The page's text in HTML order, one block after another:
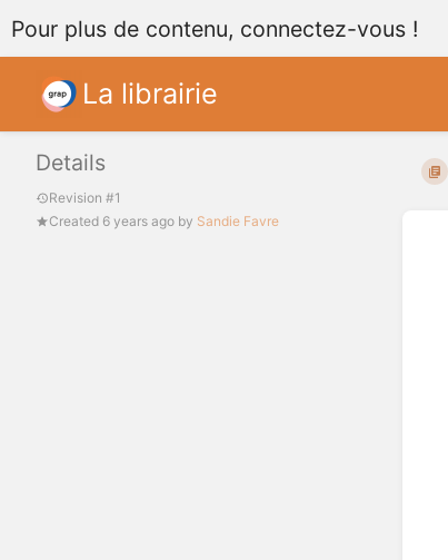
Pour plus de contenu, connectez-vous !
La librairie
Details
Revision #1
Created 6 years ago by Sandie Favre